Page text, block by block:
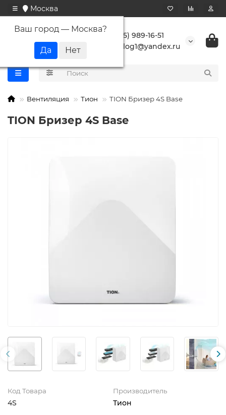
Москва
Ваш город — Москва?
+7 (495) 989-16-51
buranlog1@yandex.ru
Вентиляция Тион TION Бризер 4S Base
TION Бризер 4S Base
Код Товара
4S
Производитель
Тион